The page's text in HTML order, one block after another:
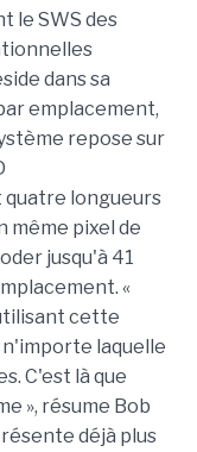
le SWS des
dans sa
emplacement,
repose sur
quatre longueurs
même pixel de
jusqu'à 41
«
cette
laquelle
C'est là que
», résume Bob
déjà plus